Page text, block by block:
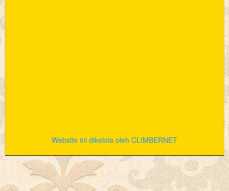
Website ini dikelola oleh CLIMBERNET